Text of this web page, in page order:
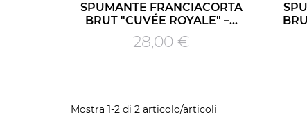
SPUMANTE FRANCIACORTA
BRUT "CUVÉE ROYALE" –...
Prezzo
28,00 €
Mostra 1-2 di 2 articolo/articoli